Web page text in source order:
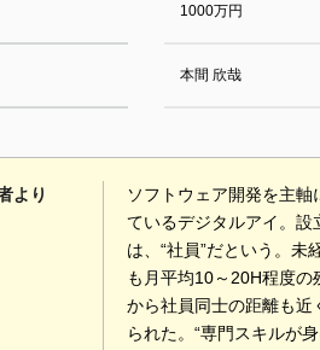
1000万円
本間 欣哉
より
ソフトウェア開発を主
ているデジタルアイ。
は、“社員”だという。
も月平均10～20H程度
から社員同士の距離も近
られた。“専門スキルが